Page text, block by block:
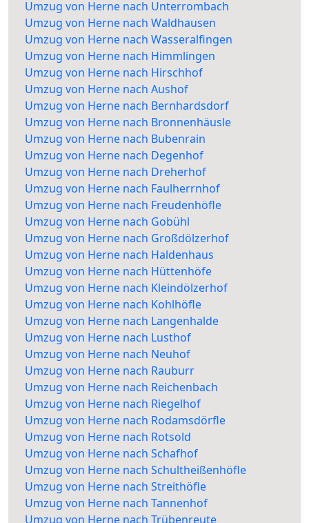
Umzug von Herne nach Unterrombach
Umzug von Herne nach Waldhausen
Umzug von Herne nach Wasseralfingen
Umzug von Herne nach Himmlingen
Umzug von Herne nach Hirschhof
Umzug von Herne nach Aushof
Umzug von Herne nach Bernhardsdorf
Umzug von Herne nach Bronnenhäusle
Umzug von Herne nach Bubenrain
Umzug von Herne nach Degenhof
Umzug von Herne nach Dreherhof
Umzug von Herne nach Faulherrnhof
Umzug von Herne nach Freudenhöfle
Umzug von Herne nach Gobühl
Umzug von Herne nach Großdölzerhof
Umzug von Herne nach Haldenhaus
Umzug von Herne nach Hüttenhöfe
Umzug von Herne nach Kleindölzerhof
Umzug von Herne nach Kohlhöfle
Umzug von Herne nach Langenhalde
Umzug von Herne nach Lusthof
Umzug von Herne nach Neuhof
Umzug von Herne nach Rauburr
Umzug von Herne nach Reichenbach
Umzug von Herne nach Riegelhof
Umzug von Herne nach Rodamsdörfle
Umzug von Herne nach Rotsold
Umzug von Herne nach Schafhof
Umzug von Herne nach Schultheißenhöfle
Umzug von Herne nach Streithöfle
Umzug von Herne nach Tannenhof
Umzug von Herne nach Trübenreute